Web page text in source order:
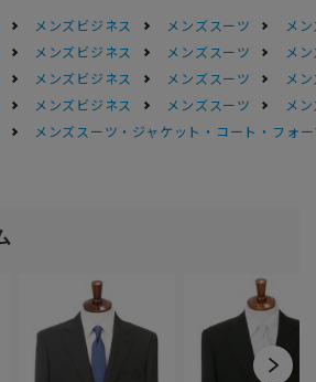
メンズビジネス メンズスーツ
メ
メンズビジネス メンズスーツ
メ
メンズビジネス メンズスーツ
メ
メンズビジネス メンズスーツ
メ
メンズスーツ・ジャケット・コート・フォ